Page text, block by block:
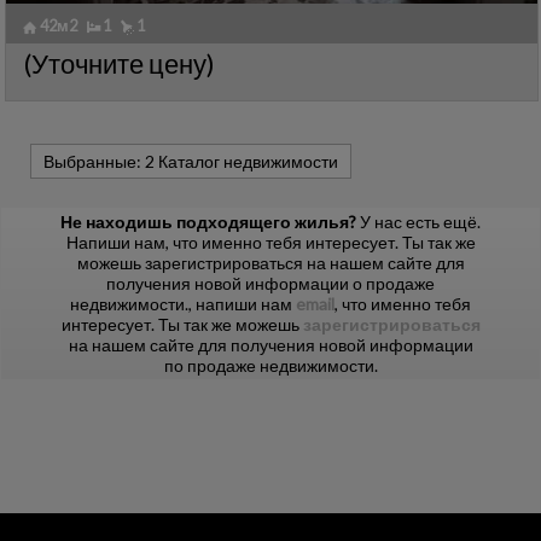
42м2 1 1
(Уточните цену)
Выбранные: 2 Каталог недвижимости
Не находишь подходящего жилья?У нас есть ещё.
Напиши нам, что именно тебя интересует. Ты так же
можешь зарегистрироваться на нашем сайте для
получения новой информации о продаже
недвижимости., напиши нам email, что именно тебя
интересует. Ты так же можешь зарегистрироваться
на нашем сайте для получения новой информации
по продаже недвижимости.